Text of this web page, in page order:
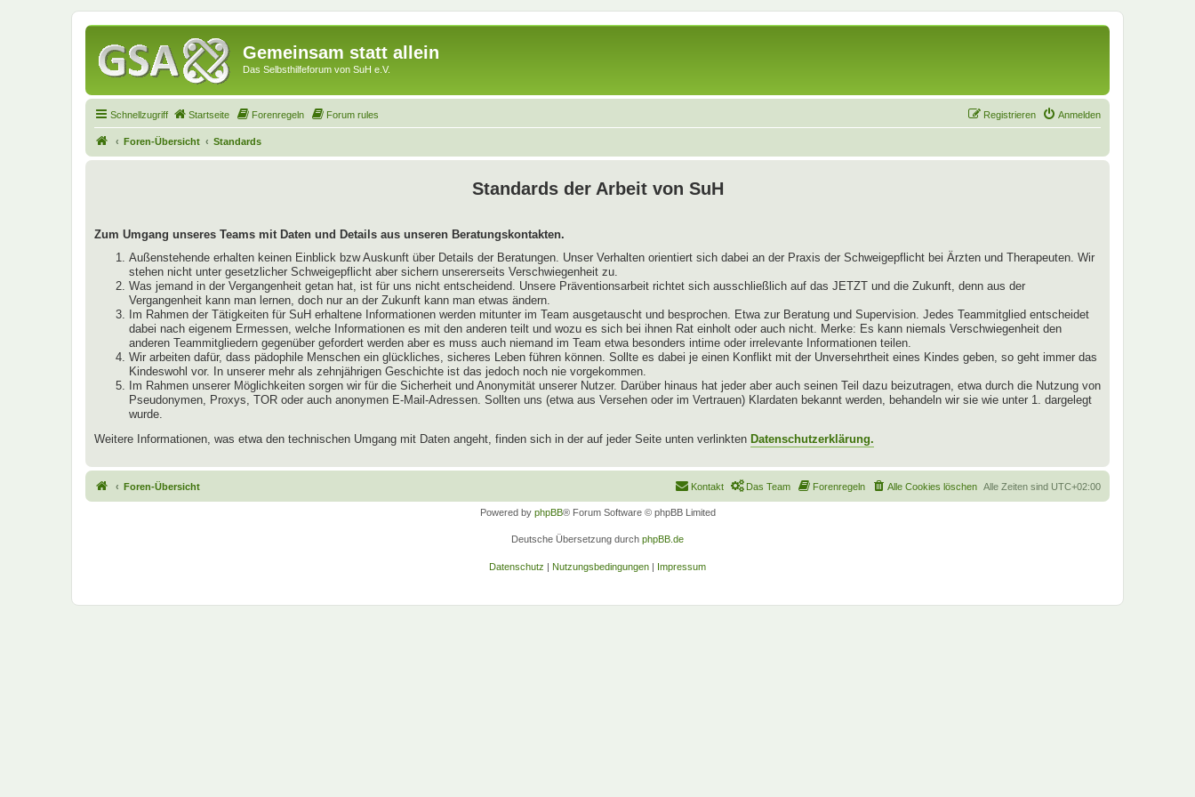
Gemeinsam statt allein
Das Selbsthilfeforum von SuH e.V.
Schnellzugriff Startseite Forenregeln Forum rules Anmelden
Registrieren
Foren-Übersicht Standards
Standards der Arbeit von SuH
Zum Umgang unseres Teams mit Daten und Details aus unseren Beratungskontakten.
Außenstehende erhalten keinen Einblick bzw Auskunft über Details der Beratungen. Unser Verhalten orientiert sich dabei an der Praxis der Schweigepflicht bei Ärzten und Therapeuten. Wir
stehen nicht unter gesetzlicher Schweigepflicht aber sichern unsererseits Verschwiegenheit zu.
Was jemand in der Vergangenheit getan hat, ist für uns nicht entscheidend. Unsere Präventionsarbeit richtet sich ausschließlich auf das JETZT und die Zukunft, denn aus der
Vergangenheit kann man lernen, doch nur an der Zukunft kann man etwas ändern.
Im Rahmen der Tätigkeiten für SuH erhaltene Informationen werden mitunter im Team ausgetauscht und besprochen. Etwa zur Beratung und Supervision. Jedes Teammitglied entscheidet
dabei nach eigenem Ermessen, welche Informationen es mit den anderen teilt und wozu es sich bei ihnen Rat einholt oder auch nicht. Merke: Es kann niemals Verschwiegenheit den
anderen Teammitgliedern gegenüber gefordert werden aber es muss auch niemand im Team etwa besonders intime oder irrelevante Informationen teilen.
Wir arbeiten dafür, dass pädophile Menschen ein glückliches, sicheres Leben führen können. Sollte es dabei je einen Konflikt mit der Unversehrtheit eines Kindes geben, so geht immer das
Kindeswohl vor. In unserer mehr als zehnjährigen Geschichte ist das jedoch noch nie vorgekommen.
Im Rahmen unserer Möglichkeiten sorgen wir für die Sicherheit und Anonymität unserer Nutzer. Darüber hinaus hat jeder aber auch seinen Teil dazu beizutragen, etwa durch die Nutzung von
Pseudonymen, Proxys, TOR oder auch anonymen E-Mail-Adressen. Sollten uns (etwa aus Versehen oder im Vertrauen) Klardaten bekannt werden, behandeln wir sie wie unter 1. dargelegt
wurde.
Weitere Informationen, was etwa den technischen Umgang mit Daten angeht, finden sich in der auf jeder Seite unten verlinkten Datenschutzerklärung.
Foren-Übersicht Alle Zeiten sind UTC+02:00
Alle Cookies löschen
Forenregeln
Das Team
Kontakt
Powered by phpBB® Forum Software © phpBB Limited
Deutsche Übersetzung durch phpBB.de
Datenschutz | Nutzungsbedingungen | Impressum